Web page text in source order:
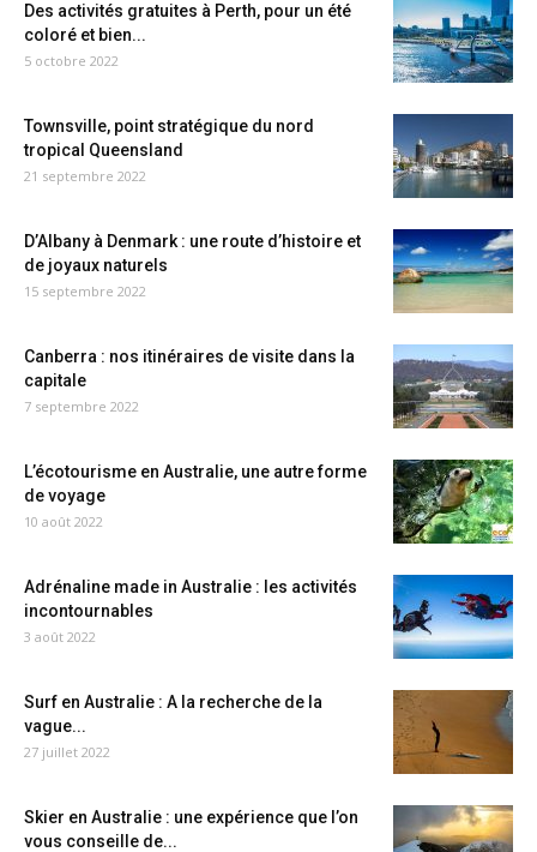
Des activités gratuites à Perth, pour un été
coloré et bien...
5 octobre 2022
Townsville, point stratégique du nord
tropical Queensland
21 septembre 2022
D’Albany à Denmark : une route d’histoire et
de joyaux naturels
15 septembre 2022
Canberra : nos itinéraires de visite dans la
capitale
7 septembre 2022
L’écotourisme en Australie, une autre forme
de voyage
10 août 2022
Adrénaline made in Australie : les activités
incontournables
3 août 2022
Surf en Australie : A la recherche de la
vague...
27 juillet 2022
Skier en Australie : une expérience que l’on
vous conseille de...